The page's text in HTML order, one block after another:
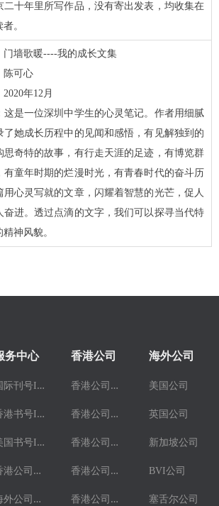
二十年里所写作品，没有寄出发表，均收集在
。
歌暖----我的成长文集
可心
年12月
这是一位深圳中学生的心灵笔记。作者用细腻
了她成长历程中的见闻和感悟，有见解独到的
思奇特的故事，有行走天涯的足迹，有博览群
有童年时期的烂漫时光，有青春时代的奋斗历
用心灵写就的文章，闪耀着智慧的光芒，促人
奋进。透过点滴的文字，我们可以探寻当代特
神风貌。
务中心
国
际刊号ISSN
香
港书号ISBN
美
国书号ISBN
香
港公司业务
海
外公司业务
香港公司
香
港公司注册
香
港公司年审
香
港公司更名
香
港公司转股
香
港公司开户
海外公司
美国公司
英国公司
新加坡公司
BVI公司
塞舌尔公司